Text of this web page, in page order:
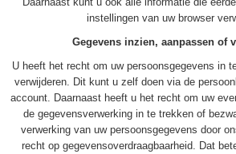
instellingen van uw browser
Gegevens inzien, aanpassen of
U heeft het recht om uw persoonsgegevens in
verwijderen. Dit kunt u zelf doen via de
account. Daarnaast heeft u het recht om uw
de gegevensverwerking in te trekken of
verwerking van uw persoonsgegevens door
recht op gegevensoverdraagbaarheid. Dat